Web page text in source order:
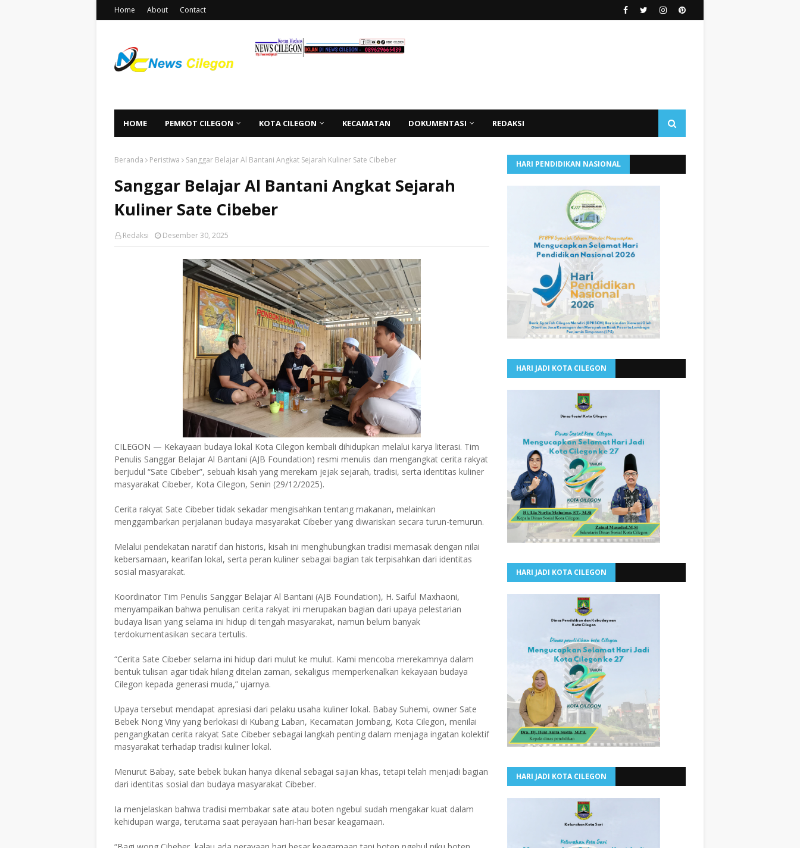
Home About Contact
HOME PEMKOT CILEGON KOTA CILEGON KECAMATAN DOKUMENTASI REDAKSI
Beranda Peristiwa Sanggar Belajar Al Bantani Angkat Sejarah Kuliner Sate Cibeber
Sanggar Belajar Al Bantani Angkat Sejarah
Kuliner Sate Cibeber
Redaksi Desember 30, 2025
CILEGON — Kekayaan budaya lokal Kota Cilegon kembali dihidupkan melalui karya literasi. Tim
Penulis Sanggar Belajar Al Bantani (AJB Foundation) resmi menulis dan mengangkat cerita rakyat
berjudul “Sate Cibeber”, sebuah kisah yang merekam jejak sejarah, tradisi, serta identitas kuliner
masyarakat Cibeber, Kota Cilegon, Senin (29/12/2025).
Cerita rakyat Sate Cibeber tidak sekadar mengisahkan tentang makanan, melainkan
menggambarkan perjalanan budaya masyarakat Cibeber yang diwariskan secara turun-temurun.
Melalui pendekatan naratif dan historis, kisah ini menghubungkan tradisi memasak dengan nilai
kebersamaan, kearifan lokal, serta peran kuliner sebagai bagian tak terpisahkan dari identitas
sosial masyarakat.
Koordinator Tim Penulis Sanggar Belajar Al Bantani (AJB Foundation), H. Saiful Maxhaoni,
menyampaikan bahwa penulisan cerita rakyat ini merupakan bagian dari upaya pelestarian
budaya lisan yang selama ini hidup di tengah masyarakat, namun belum banyak
terdokumentasikan secara tertulis.
“Cerita Sate Cibeber selama ini hidup dari mulut ke mulut. Kami mencoba merekamnya dalam
bentuk tulisan agar tidak hilang ditelan zaman, sekaligus memperkenalkan kekayaan budaya
Cilegon kepada generasi muda,” ujarnya.
Upaya tersebut mendapat apresiasi dari pelaku usaha kuliner lokal. Babay Suhemi, owner Sate
Bebek Nong Viny yang berlokasi di Kubang Laban, Kecamatan Jombang, Kota Cilegon, menilai
pengangkatan cerita rakyat Sate Cibeber sebagai langkah penting dalam menjaga ingatan kolektif
masyarakat terhadap tradisi kuliner lokal.
Menurut Babay, sate bebek bukan hanya dikenal sebagai sajian khas, tetapi telah menjadi bagian
dari identitas sosial dan budaya masyarakat Cibeber.
Ia menjelaskan bahwa tradisi membakar sate atau boten ngebul sudah mengakar kuat dalam
kehidupan warga, terutama saat perayaan hari-hari besar keagamaan.
HARI PENDIDIKAN NASIONAL
HARI JADI KOTA CILEGON
HARI JADI KOTA CILEGON
HARI JADI KOTA CILEGON